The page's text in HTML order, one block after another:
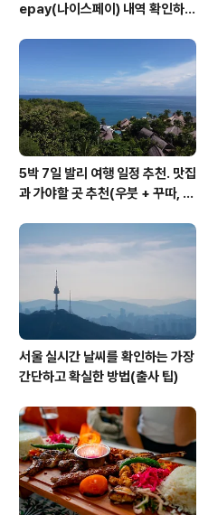
epay(나이스페이) 내역 확인하는
5박 7일 발리 여행 일정 추천. 맛집
과 가야할 곳 추천(우붓 + 꾸따, 세
서울 실시간 날씨를 확인하는 가장
간단하고 확실한 방법(출사 팁)